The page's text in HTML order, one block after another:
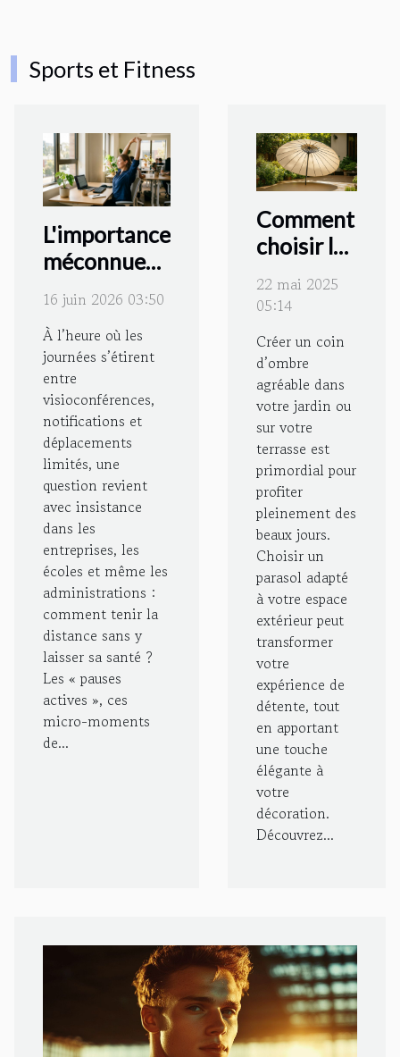
Sports et Fitness
L'importance
méconnue
des pauses
actives
pendant le
travail
16 juin 2026 03:50
À l’heure où les
journées s’étirent
entre
visioconférences,
notifications et
déplacements
limités, une
question revient
avec insistance
dans les
entreprises, les
écoles et même les
administrations :
comment tenir la
distance sans y
laisser sa santé ?
Les « pauses
actives », ces
micro-moments
de...
Comment
choisir le
meilleur
parasol
votre
espace
extérieur
22 mai 2025
05:14
Créer un coin
d’ombre
agréable dans
votre jardin ou
sur votre
terrasse est
primordial pour
profiter
pleinement des
beaux jours.
Choisir un
parasol adapté
à votre espace
extérieur peut
transformer
votre
expérience de
détente, tout
en apportant
une touche
élégante à
votre
décoration.
Découvrez...